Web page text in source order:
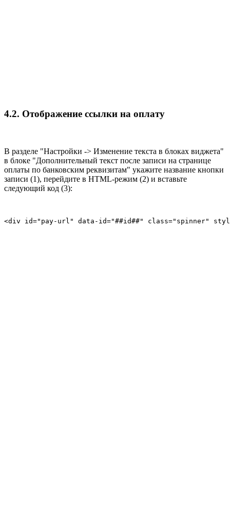
4.2. Отображение ссылки на оплату
В разделе "Настройки -> Изменение текста в блоках виджета"
в блоке "Дополнительный текст после записи на странице
оплаты по банковским реквизитам" укажите название кнопки
записи (1), перейдите в HTML-режим (2) и вставьте
следующий код (3):
<div id="pay-url" data-id="##id##" class="spinner"